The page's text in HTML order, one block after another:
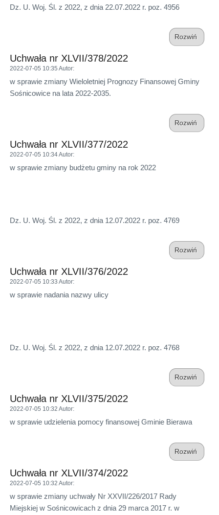
Dz. U. Woj. Śl. z 2022, z dnia 22.07.2022 r. poz. 4956
Rozwiń
Uchwała nr XLVII/378/2022
2022-07-05 10:35 Autor:
w sprawie zmiany Wieloletniej Prognozy Finansowej Gminy
Sośnicowice na lata 2022-2035.
Rozwiń
Uchwała nr XLVII/377/2022
2022-07-05 10:34Autor:
w sprawie zmiany budżetu gminy na rok 2022
Dz. U. Woj. Śl. z 2022, z dnia 12.07.2022 r. poz. 4769
Rozwiń
Uchwała nr XLVII/376/2022
2022-07-05 10:33 Autor:
w sprawie nadania nazwy ulicy
Dz. U. Woj. Śl. z 2022, z dnia 12.07.2022 r. poz. 4768
Rozwiń
Uchwała nr XLVII/375/2022
2022-07-05 10:32 Autor:
w sprawie udzielenia pomocy finansowej Gminie Bierawa
Rozwiń
Uchwała nr XLVII/374/2022
2022-07-05 10:32 Autor:
w sprawie zmiany uchwały Nr XXVII/226/2017 Rady
Miejskiej w Sośnicowicach z dnia 29 marca 2017 r. w